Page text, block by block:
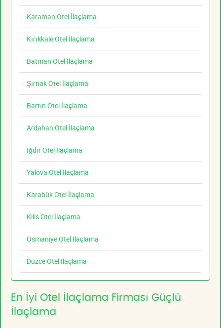
Karaman Otel İlaçlama
Kırıkkale Otel İlaçlama
Batman Otel İlaçlama
Şırnak Otel İlaçlama
Bartın Otel İlaçlama
Ardahan Otel İlaçlama
Iğdır Otel İlaçlama
Yalova Otel İlaçlama
Karabük Otel İlaçlama
Kilis Otel İlaçlama
Osmaniye Otel İlaçlama
Düzce Otel İlaçlama
En İyi Otel İlaçlama Firması Güçlü
İlaçlama